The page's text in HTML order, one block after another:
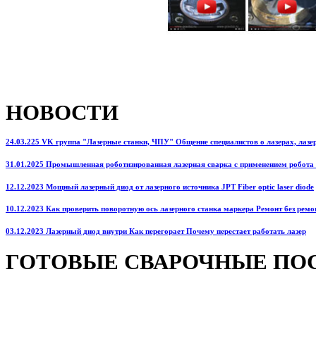
НОВОСТИ
24.03.225 VK группа "Лазерные станки, ЧПУ" Общение специалистов о лазерах,
31.01.2025 Промышленная роботизированная лазерная сварка с применением
12.12.2023 Мощный лазерный диод от лазерного источника JPT Fiber optic laser diode
10.12.2023 Как проверить поворотную ось лазерного станка маркера Ремонт без
03.12.2023 Лазерный диод внутри Как перегорает Почему перестает работать лазер
ГОТОВЫЕ СВАРОЧНЫЕ